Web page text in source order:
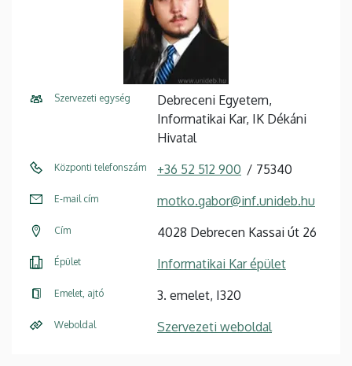
Szervezeti egység
Debreceni Egyetem,
Informatikai Kar, IK Dékáni
Hivatal
Központi telefonszám +36 52 512 900 75340
E-mail cím motko.gabor@inf.unideb.hu
Cím 4028 Debrecen Kassai út 26
Épület Informatikai Kar épület
Emelet, ajtó 3. emelet, I320
Weboldal Szervezeti weboldal